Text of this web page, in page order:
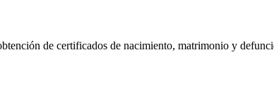
de certificados de nacimiento, matrimonio y